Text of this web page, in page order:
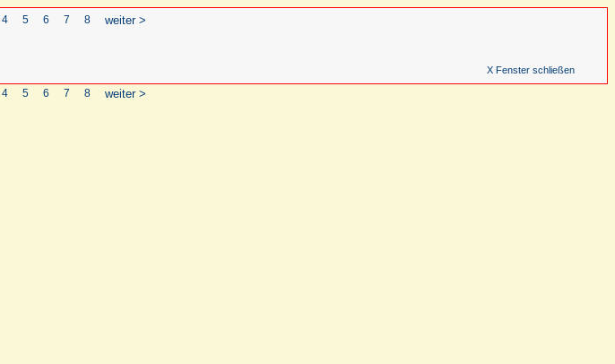
4 5 6 7 8
weiter >
X Fenster schließen
4 5 6 7 8 weiter >